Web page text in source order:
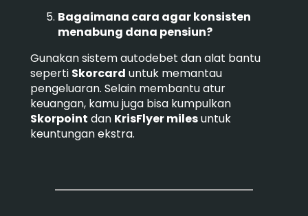
Bagaimana cara agar konsisten
menabung dana pensiun?
Gunakan sistem autodebet dan alat bantu
seperti Skorcard untuk memantau
pengeluaran. Selain membantu atur
keuangan, kamu juga bisa kumpulkan
Skorpoint dan KrisFlyer milesuntuk
keuntungan ekstra.